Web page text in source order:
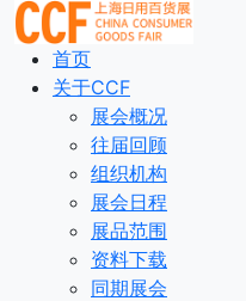
首页
关于CCF
展会概况
往届回顾
组织机构
展会日程
展品范围
资料下载
同期展会